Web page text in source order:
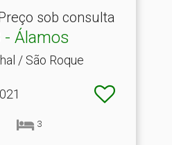
sob consulta
- Álamos
/ São Roque
3